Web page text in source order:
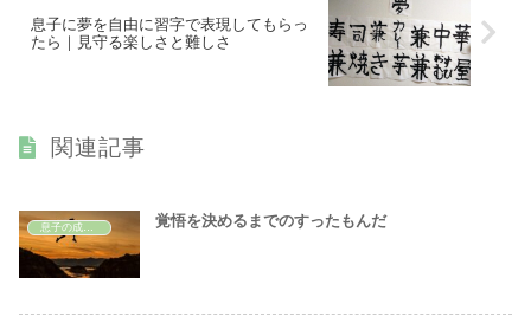
息子に夢を自由に習字で表現してもらっ
たら｜見守る楽しさと難しさ
関連記事
覚悟を決めるまでのすったもんだ